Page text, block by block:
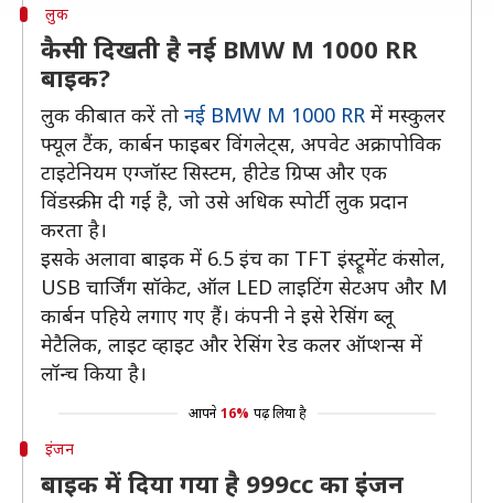
लुक
कैसी दिखती है नई BMW M 1000 RR
बाइक?
लुक की बात करें तो नई BMW M 1000 RR में मस्कुलर
फ्यूल टैंक, कार्बन फाइबर विंगलेट्स, अपवेट अक्रापोविक
टाइटेनियम एग्जॉस्ट सिस्टम, हीटेड ग्रिप्स और एक
विंडस्क्रीन दी गई है, जो उसे अधिक स्पोर्टी लुक प्रदान
करता है।
इसके अलावा बाइक में 6.5 इंच का TFT इंस्ट्रूमेंट कंसोल,
USB चार्जिंग सॉकेट, ऑल LED लाइटिंग सेटअप और M
कार्बन पहिये लगाए गए हैं। कंपनी ने इसे रेसिंग ब्लू
मेटैलिक, लाइट व्हाइट और रेसिंग रेड कलर ऑप्शन्स में
लॉन्च किया है।
आपने 16% पढ़ लिया है
इंजन
बाइक में दिया गया है 999cc का इंजन